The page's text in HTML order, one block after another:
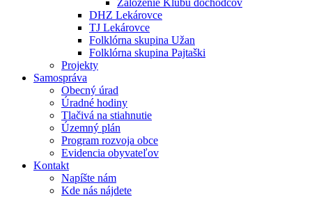
Založenie Klubu dôchodcov
DHZ Lekárovce
TJ Lekárovce
Folklórna skupina Užan
Folklórna skupina Pajtaški
Projekty
Samospráva
Obecný úrad
Úradné hodiny
Tlačivá na stiahnutie
Územný plán
Program rozvoja obce
Evidencia obyvateľov
Kontakt
Napíšte nám
Kde nás nájdete